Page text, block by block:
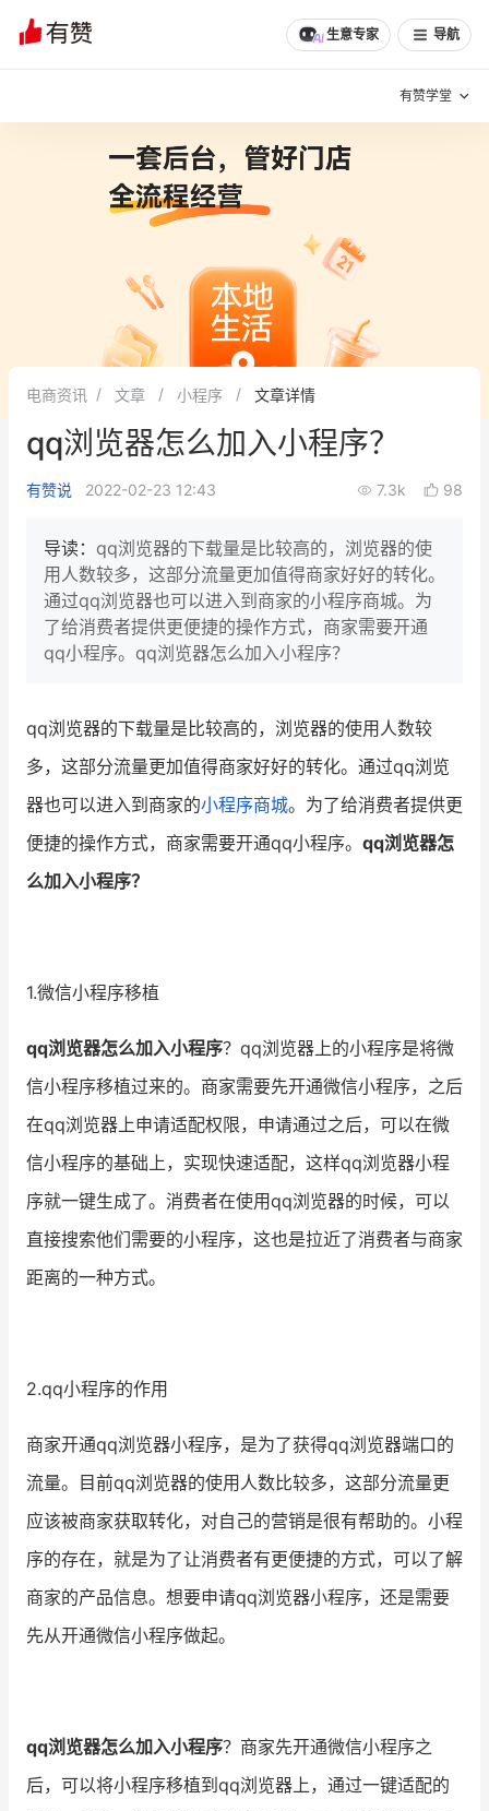
生意专家 导航
有赞学堂
增长方法
有赞专家说
新零售最佳实践
面对面聊增长
新零售大会
AllValue 战略合作
增长产品指南
智库 产品场景库
行业洞察
品牌消费观 行业报告
增长俱乐部 有赞商盟
商家社区 社群交流
入驻有赞 认证代理商
认证服务商
电商资讯 文章 小程序 文章详情
qq浏览器怎么加入小程序？
有赞说 2022-02-23 12:43 7.3k 98
导读： qq浏览器的下载量是比较高的，浏览器的使
用人数较多，这部分流量更加值得商家好好的转化。
通过qq浏览器也可以进入到商家的小程序商城。为
了给消费者提供更便捷的操作方式，商家需要开通
qq小程序。qq浏览器怎么加入小程序？
qq浏览器的下载量是比较高的，浏览器的使用人数较
多，这部分流量更加值得商家好好的转化。通过qq浏览
器也可以进入到商家的小程序商城。为了给消费者提供更
便捷的操作方式，商家需要开通qq小程序。 qq浏览器怎
么加入小程序？
1.微信小程序移植
qq浏览器怎么加入小程序？qq浏览器上的小程序是将微
信小程序移植过来的。商家需要先开通微信小程序，之后
在qq浏览器上申请适配权限，申请通过之后，可以在微
信小程序的基础上，实现快速适配，这样qq浏览器小程
序就一键生成了。消费者在使用qq浏览器的时候，可以
直接搜索他们需要的小程序，这也是拉近了消费者与商家
距离的一种方式。
2.qq小程序的作用
商家开通qq浏览器小程序，是为了获得qq浏览器端口的
流量。目前qq浏览器的使用人数比较多，这部分流量更
应该被商家获取转化，对自己的营销是很有帮助的。小程
序的存在，就是为了让消费者有更便捷的方式，可以了解
商家的产品信息。想要申请qq浏览器小程序，还是需要
先从开通微信小程序做起。
qq浏览器怎么加入小程序？商家先开通微信小程序之
后，可以将小程序移植到qq浏览器上，通过一键适配的